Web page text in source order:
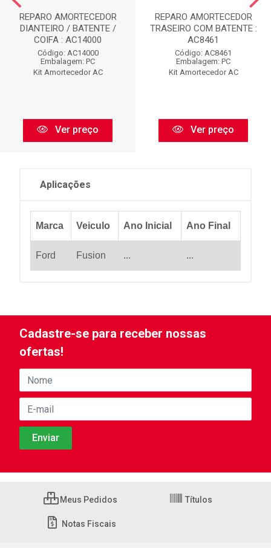
REPARO AMORTECEDOR
DIANTEIRO / BATENTE /
COIFA : AC14000
Código: AC14000
Embalagem: PC
Kit Amortecedor AC
Ver preço
REPARO AMORTECEDOR
TRASEIRO COM BATENTE :
AC8461
Código: AC8461
Embalagem: PC
Kit Amortecedor AC
Ver preço
Aplicações
Marca Veiculo Ano Inicial Ano Final
Ford Fusion ... ...
Cadastre-se para receber nossas
ofertas!
Meus Pedidos Títulos
Notas Fiscais